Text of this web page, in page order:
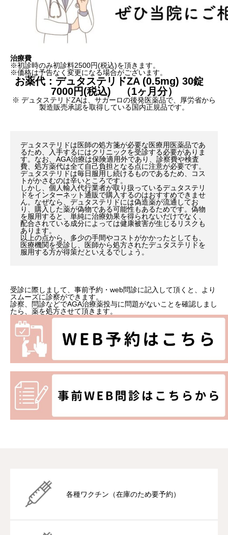
治療費
※初診時のみ初診料2500円(税込)を頂きます。
※価格は予告なく変更になる場合がございます。
お薬代：デュタステリドZA (0.5mg) 30錠
7000円(税込) （1ヶ月分）
※ デュタステリドZAは、サガーロの後発医薬品で、厚労省から
製造販売承認を取得している国内正規品です。
デュタステリドは医師の処方箋が必要な医療用医薬品であ
るため、入手するにはクリニックを受診する必要がありま
す。なお、AGA治療は保険適用外であり、診察費や検査
費、処方薬代は全て自己負担となる点に注意が必要です。
デュタステリドは毎日服用し続けるものであるため、コス
トがかさむのは辛いところです。
しかし、個人輸入代行業者が取り扱っているデュタステリ
ドをインターネット通販で購入するのはおすすめできませ
ん。なぜなら、デュタステリドには偽造薬が流通してお
り、購入した薬が偽物である可能性もあるためです。偽物
を服用すると、単純に治療効果を得られないだけでなく、
配合されている成分によっては健康被害が生じるリスクも
あります。
以上の点から、多少の手間やコストがかかったとしても、
医療機関を受診し、医師から処方されたデュタステリドを
服用する方が得策だといえるでしょう。
受診に際しまして、事前予約・web問診に記入して頂くと、より
スムーズに診察ができます。
診察、問診などでAGA治療薬投与に問題がないことを確認しまし
たら、薬を処方させて頂きます。
各種ワクチン（在庫のため要予約）